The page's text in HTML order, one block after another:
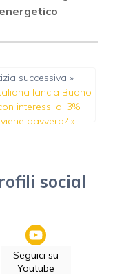
successiva »
lancia Buono
interessi al 3%:
davvero? »
social
Seguici su
Youtube